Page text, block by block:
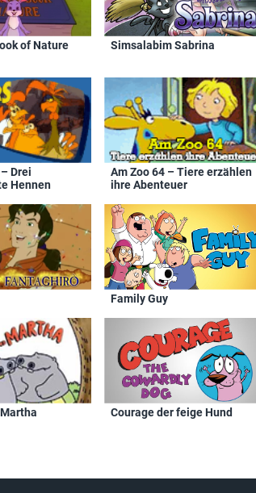
of Nature Simsalabim Sabrina
Drei
Hennen
Am Zoo 64 – Tiere erzählen
ihre Abenteuer
Family Guy
Courage der feige Hund